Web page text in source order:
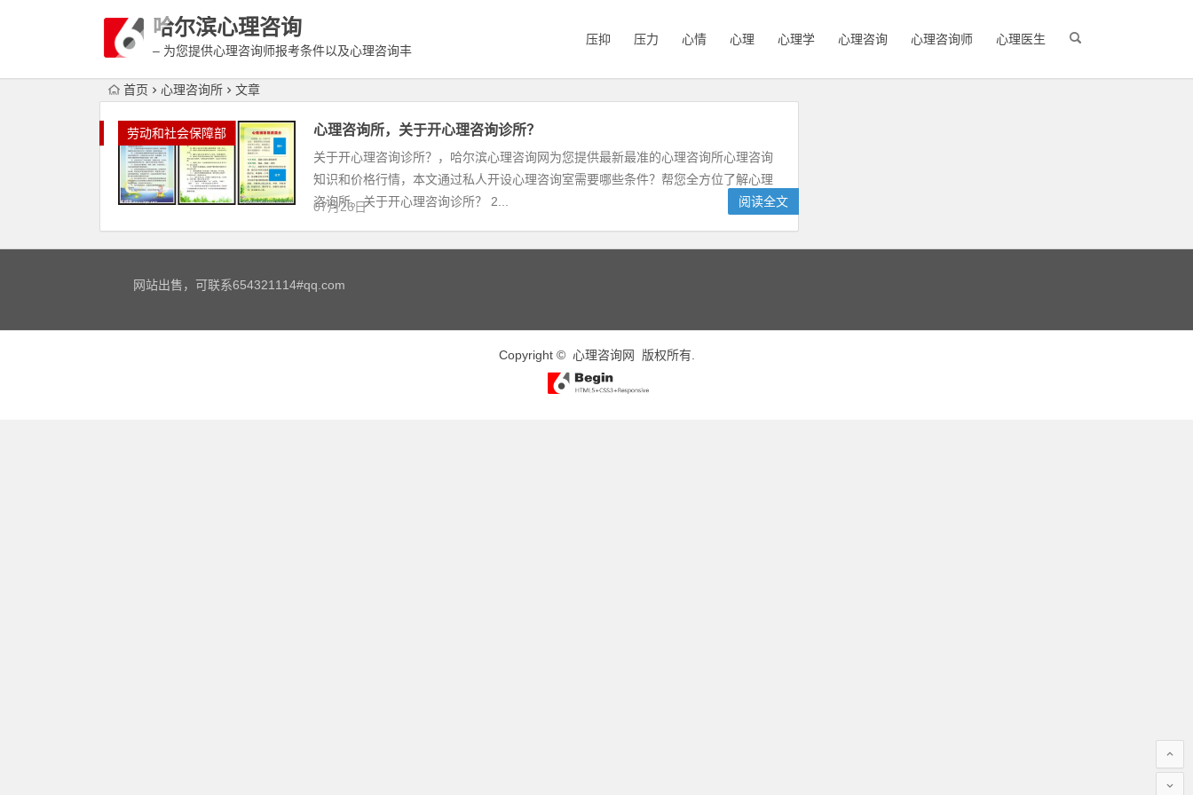
哈尔滨心理咨询
– 为您提供心理咨询师报考条件以及心理咨询丰
压抑 压力 心情 心理 心理学 心理咨询 心理咨询师 心理医生
首页 心理咨询所 文章
劳动和社会保障部 心理咨询所，关于开心理咨询诊所？
关于开心理咨询诊所？，哈尔滨心理咨询网为您提供最新最准的心理咨询所心理咨询
知识和价格行情，本文通过私人开设心理咨询室需要哪些条件？帮您全方位了解心理
咨询所。关于开心理咨询诊所？ 2...
07月26日 阅读全文
网站出售，可联系654321114#qq.com
Copyright © 心理咨询网 版权所有.